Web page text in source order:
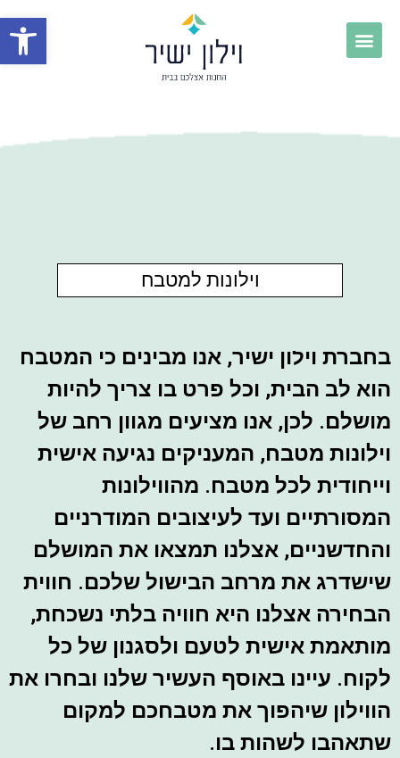
וילונות למטבח
בחברת וילון ישיר, אנו מבינים כי המטבח
הוא לב הבית, וכל פרט בו צריך להיות
מושלם. לכן, אנו מציעים מגוון רחב של
וילונות מטבח, המעניקים נגיעה אישית
וייחודית לכל מטבח. מהווילונות
המסורתיים ועד לעיצובים המודרניים
והחדשניים, אצלנו תמצאו את המושלם
שישדרג את מרחב הבישול שלכם. חווית
הבחירה אצלנו היא חוויה בלתי נשכחת,
מותאמת אישית לטעם ולסגנון של כל
לקוח. עיינו באוסף העשיר שלנו ובחרו את
הווילון שיהפוך את מטבחכם למקום
שתאהבו לשהות בו.